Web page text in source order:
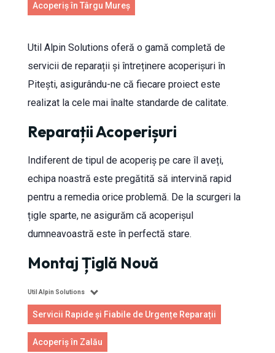
Acoperiș în Târgu Mureș
Util Alpin Solutions oferă o gamă completă de
servicii de reparații și întreținere acoperișuri în
Pitești, asigurându-ne că fiecare proiect este
realizat la cele mai înalte standarde de calitate.
Reparații Acoperișuri
Indiferent de tipul de acoperiș pe care îl aveți,
echipa noastră este pregătită să intervină rapid
pentru a remedia orice problemă. De la scurgeri la
țigle sparte, ne asigurăm că acoperișul
dumneavoastră este în perfectă stare.
Montaj Țiglă Nouă
Util Alpin Solutions
Servicii Rapide și Fiabile de Urgențe Reparații
Acoperiș în Zalău